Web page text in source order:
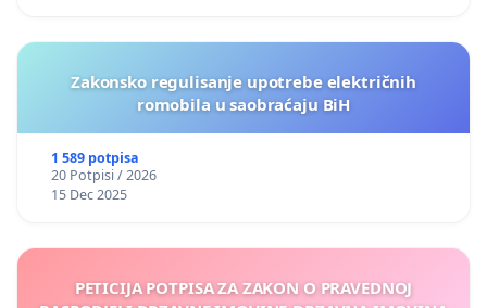
Zakonsko regulisanje upotrebe električnih
romobila u saobraćaju BiH
1 589 potpisa
20 Potpisi / 2026
15 Dec 2025
PETICIJA POTPISA ZA ZAKON O PRAVEDNOJ